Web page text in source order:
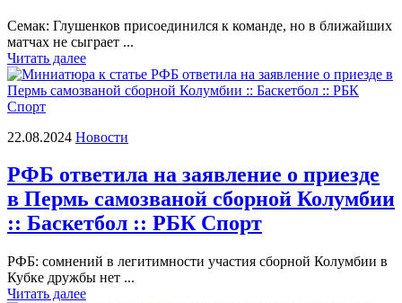
Семак: Глушенков присоединился к команде, но в ближайших
матчах не сыграет ...
Читать далее
22.08.2024 Новости
РФБ ответила на заявление о приезде
в Пермь самозваной сборной Колумбии
:: Баскетбол :: РБК Спорт
РФБ: сомнений в легитимности участия сборной Колумбии в
Кубке дружбы нет ...
Читать далее